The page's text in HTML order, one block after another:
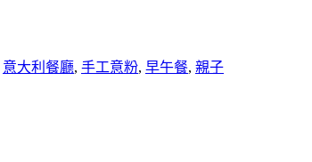
意大利餐廳, 手工意粉, 早午餐, 親子